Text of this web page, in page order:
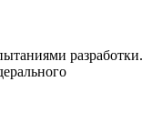
разработки.